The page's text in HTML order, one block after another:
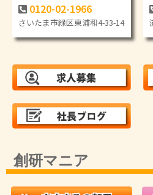
0120-02-1966
さいたま市緑区東浦和4-33-14
創研マニア